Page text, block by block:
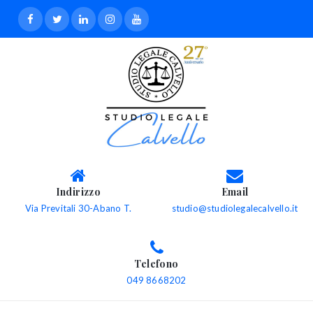
Indirizzo
Via Previtali 30-Abano T.
Email
studio@studiolegalecalvello.it
Telefono
049 8668202